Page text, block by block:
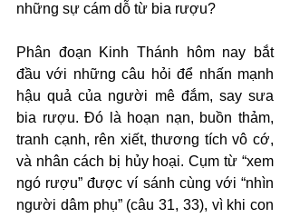
những sự cám dỗ từ bia rượu?
Phân đoạn Kinh Thánh hôm nay bắt
đầu với những câu hỏi để nhấn mạnh
hậu quả của người mê đắm, say sưa
bia rượu. Đó là hoạn nạn, buồn thảm,
tranh cạnh, rên xiết, thương tích vô cớ,
và nhân cách bị hủy hoại. Cụm từ “xem
ngó rượu” được ví sánh cùng với “nhìn
người dâm phụ” (câu 31, 33), vì khi con